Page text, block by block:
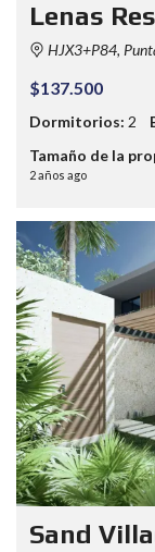
Lenas
HJX3+P84,
$137.500
Dormitorios: 2
Tamaño de la
2 años ago
Sand